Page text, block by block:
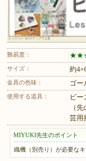
レッスン1～4のステップで上達
難易度： ★★
サイズ： 約
金具の色味： ゴー
使用する道具：
ビー
（
芸用
MIYUKI先生のポイント
織機（別売り）が必要なキ